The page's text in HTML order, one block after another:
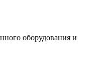
оборудования и